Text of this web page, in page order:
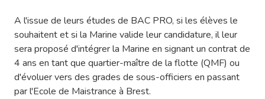
A l'issue de leurs études de BAC PRO, si les élèves le
souhaitent et si la Marine valide leur candidature, il leur
sera proposé d'intégrer la Marine en signant un contrat de
4 ans en tant que quartier-maître de la flotte (QMF) ou
d'évoluer vers des grades de sous-officiers en passant
par l'Ecole de Maistrance à Brest.